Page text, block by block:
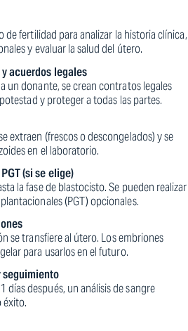
de fertilidad para analizar la historia clínica,
y evaluar la salud del útero.
acuerdos legales
un donante, se crean contratos legales
y proteger a todas las partes.
extraen (frescos o descongelados) y se
en el laboratorio.
(si se elige)
la fase de blastocisto. Se pueden realizar
(PGT) opcionales.
se transfiere al útero. Los embriones
para usarlos en el futuro.
seguimiento
después, un análisis de sangre
éxito.